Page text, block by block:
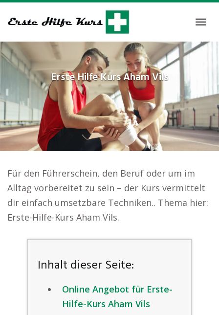
to
content
Erste Hilfe KursAham Vils
Für den Führerschein, den Beruf oder um im
Alltag vorbereitet zu sein – der Kurs vermittelt
dir einfach umsetzbare Techniken.. Thema hier:
Erste-Hilfe-Kurs Aham Vils.
Inhalt dieser Seite:
Online Angebot für Erste-
Hilfe-Kurs Aham Vils